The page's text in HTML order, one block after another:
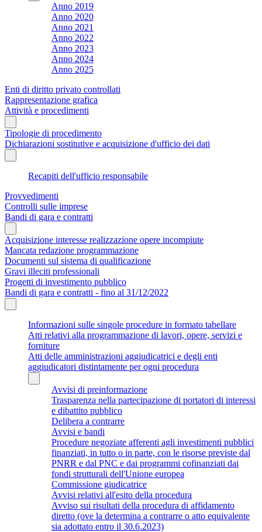
Anno 2019
Anno 2020
Anno 2021
Anno 2022
Anno 2023
Anno 2024
Anno 2025
Enti di diritto privato controllati
Rappresentazione grafica
Attività e procedimenti
Tipologie di procedimento
Dichiarazioni sostitutive e acquisizione d'ufficio dei dati
Recapiti dell'ufficio responsabile
Provvedimenti
Controlli sulle imprese
Bandi di gara e contratti
Acquisizione interesse realizzazione opere incompiute
Mancata redazione programmazione
Documenti sul sistema di qualificazione
Gravi illeciti professionali
Progetti di investimento pubblico
Bandi di gara e contratti - fino al 31/12/2022
Informazioni sulle singole procedure in formato tabellare
Atti relativi alla programmazione di lavori, opere, servizi e
forniture
Atti delle amministrazioni aggiudicatrici e degli enti
aggiudicatori distintamente per ogni procedura
Avvisi di preinformazione
Trasparenza nella partecipazione di portatori di interessi
e dibattito pubblico
Delibera a contrarre
Avvisi e bandi
Procedure negoziate afferenti agli investimenti pubblici
finanziati, in tutto o in parte, con le risorse previste dal
PNRR e dal PNC e dai programmi cofinanziati dai
fondi strutturali dell'Unione europea
Commissione giudicatrice
Avvisi relativi all'esito della procedura
Avviso sui risultati della procedura di affidamento
diretto (ove la determina a contrarre o atto equivalente
sia adottato entro il 30.6.2023)